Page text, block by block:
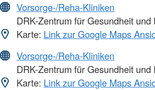
Vorsorge-/Reha-Kliniken
DRK-Zentrum für Gesundheit und
Karte: Link zur Google Maps
Vorsorge-/Reha-Kliniken
DRK-Zentrum für Gesundheit und
Karte: Link zur Google Maps